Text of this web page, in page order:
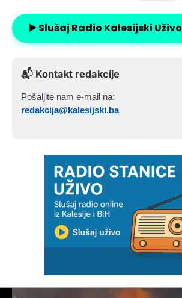
▶️ Slušaj Radio Kalesijski Uživo
📬 Kontakt redakcije
Pošaljite nam e-mail na:
redakcija@kalesijski.ba